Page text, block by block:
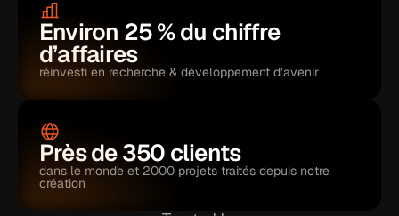
Environ 25 % du chiffre
d’affaires
réinvesti en recherche & développement d’avenir
Près de 350 clients
dans le monde et 2000 projets traités depuis notre
création